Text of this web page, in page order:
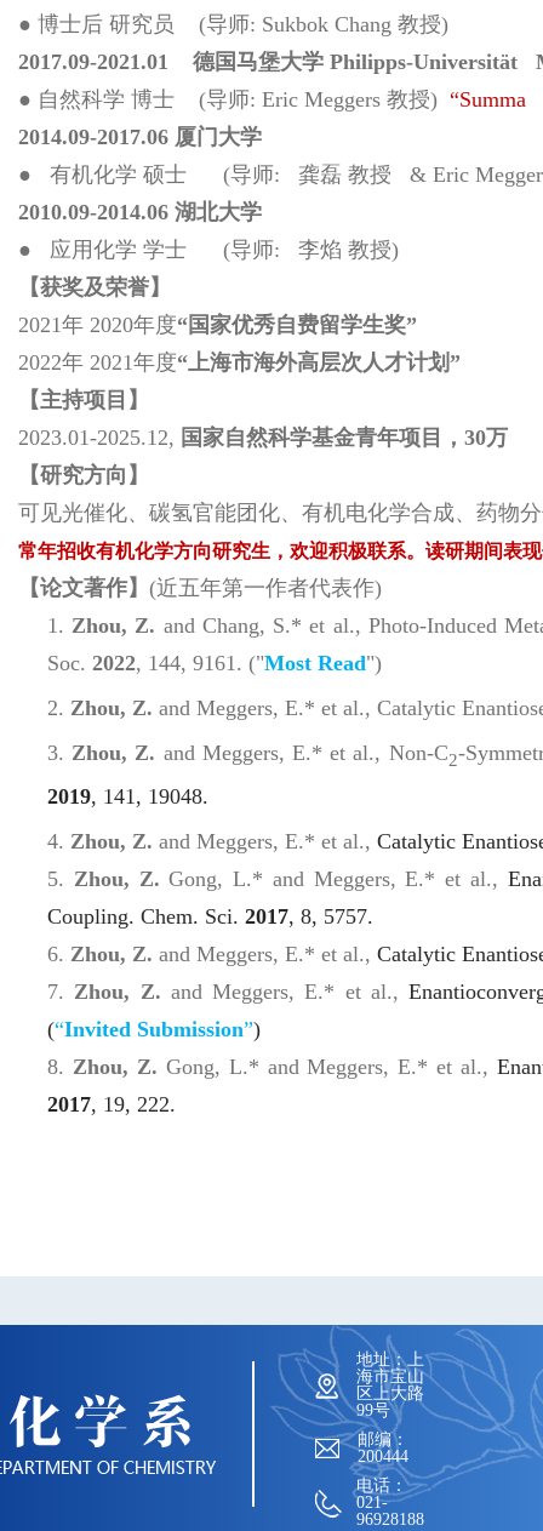
● 博士后 研究员 (导师: Sukbok Chang 教授)
2017.09-2021.01
德国马堡大学 Philipps-Universität
● 自然科学 博士 (导师: Eric Meggers 教授) “Summa
2014.09-2017.06 厦门大学
● 有机化学 硕士 (导师: 龚磊 教授 & Eric
2010.09-2014.06 湖北大学
● 应用化学 学士 (导师: 李焰 教授)
【获奖及荣誉】
2021年 2020年度“国家优秀自费留学生奖”
2022年 2021年度“上海市海外高层次人才计划”
【主持项目】
2023.01-2025.12, 国家自然科学基金青年项目，30万
【研究方向】
可见光催化、碳氢官能团化、有机电化学合成、药物
常年招收有机化学方向研究生，欢迎积极联系。读研期间表
【论文著作】 (近五年第一作者代表作)
1. Zhou, Z. and Chang, S.*et al., Photo-Induced
Soc. 2022, 144, 9161. ("Most Read")
2. Zhou, Z. and Meggers, E.* et al., Catalytic
3. Zhou, Z. and Meggers, E.* et al., Non-C2-
2019, 141, 19048.
4. Zhou, Z. and Meggers, E.* et al., Catalytic
5. Zhou, Z. Gong, L.* and Meggers, E.* et al.,
Coupling. Chem. Sci. 2017, 8, 5757.
6. Zhou, Z. and Meggers, E.* et al., Catalytic
7. Zhou, Z. and Meggers, E.* et al.,
(“Invited Submission”)
8. Zhou, Z. Gong, L.* and Meggers, E.* et al.,
2017, 19, 222.
地址：上
海市宝山
区上大路
99号
邮编：
200444
电话：
021-
96928188